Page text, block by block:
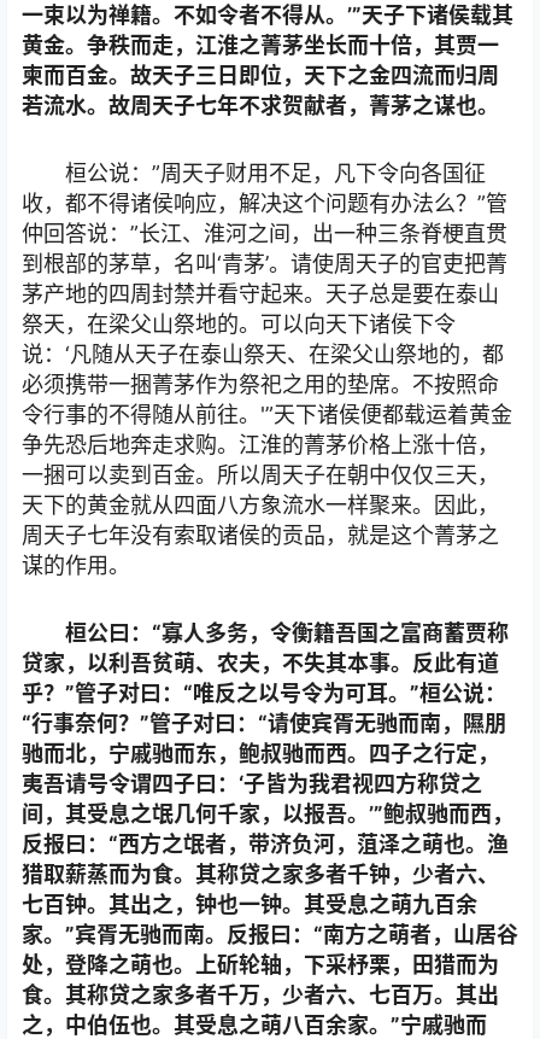
一束以为禅籍。不如令者不得从。’”天子下诸侯载其
黄金。争秩而走，江淮之菁茅坐长而十倍，其贾一
柬而百金。故天子三日即位，天下之金四流而归周
若流水。故周天子七年不求贺献者，菁茅之谋也。
桓公说：”周天子财用不足，凡下令向各国征
收，都不得诸侯响应，解决这个问题有办法么？”管
仲回答说：”长江、淮河之间，出一种三条脊梗直贯
到根部的茅草，名叫‘青茅’。请使周天子的官吏把菁
茅产地的四周封禁并看守起来。天子总是要在泰山
祭天，在梁父山祭地的。可以向天下诸侯下令
说：‘凡随从天子在泰山祭天、在梁父山祭地的，都
必须携带一捆菁茅作为祭祀之用的垫席。不按照命
令行事的不得随从前往。'”天下诸侯便都载运着黄金
争先恐后地奔走求购。江淮的菁茅价格上涨十倍，
一捆可以卖到百金。所以周天子在朝中仅仅三天，
天下的黄金就从四面八方象流水一样聚来。因此，
周天子七年没有索取诸侯的贡品，就是这个菁茅之
谋的作用。
桓公曰：“寡人多务，令衡籍吾国之富商蓄贾称
贷家，以利吾贫萌、农夫，不失其本事。反此有道
乎？”管子对曰：“唯反之以号令为可耳。”桓公说：
“行事奈何？”管子对曰：“请使宾胥无驰而南，隰朋
驰而北，宁戚驰而东，鲍叔驰而西。四子之行定，
夷吾请号令谓四子曰：‘子皆为我君视四方称贷之
间，其受息之氓几何千家，以报吾。’”鲍叔驰而西，
反报曰：“西方之氓者，带济负河，菹泽之萌也。渔
猎取薪蒸而为食。其称贷之家多者千钟，少者六、
七百钟。其出之，钟也一钟。其受息之萌九百余
家。”宾胥无驰而南。反报曰：“南方之萌者，山居谷
处，登降之萌也。上斫轮轴，下采杼栗，田猎而为
食。其称贷之家多者千万，少者六、七百万。其出
之，中伯伍也。其受息之萌八百余家。”宁戚驰而